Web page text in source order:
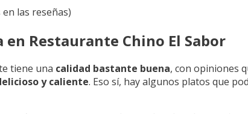
las reseñas)
en Restaurante Chino El Sabor
tiene una calidad bastante buena, con opiniones
y caliente. Eso sí, hay algunos platos que